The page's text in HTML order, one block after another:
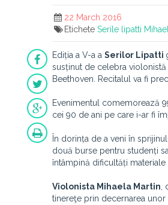
22 March 2016
Etichete Serile lipatti
Ediția a V-a a Serilor Lipatti
susținut de celebra violonistă
Beethoven. Recitalul va fi
Evenimentul comemorează
cei 90 de ani pe care i-ar fi
În dorința de a veni în
două burse pentru studenți
întâmpină dificultăți materiale
Violonista Mihaela Martin
tinereţe prin decernarea